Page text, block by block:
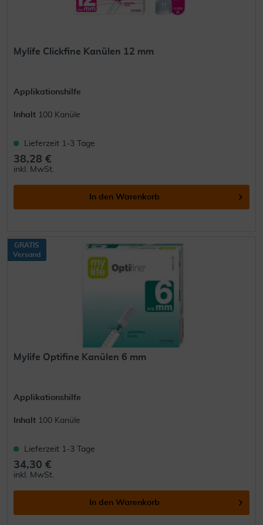
Mylife Clickfine Kanülen 12 mm
Applikationshilfe
Inhalt 100 Kanüle
Lieferzeit 1-3 Tage
38,28 €
inkl. MwSt.
In den Warenkorb
GRATIS
Versand
Mylife Optifine Kanülen 6 mm
Applikationshilfe
Inhalt 100 Kanüle
Lieferzeit 1-3 Tage
34,30 €
inkl. MwSt.
In den Warenkorb